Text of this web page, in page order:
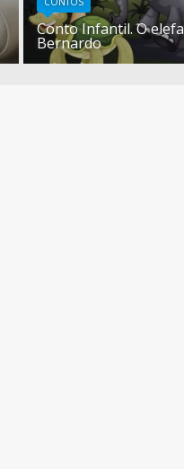
Conto Infantil. O
Bernardo